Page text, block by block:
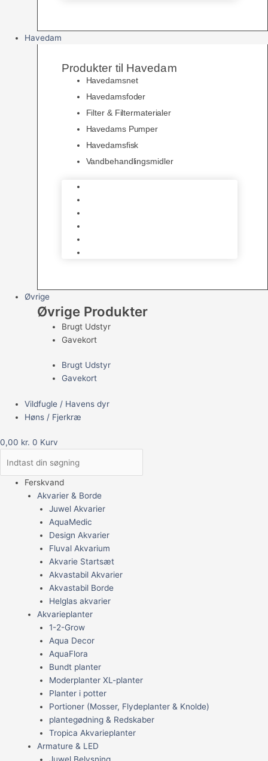
Havedam
Produkter til Havedam
Havedamsnet
Havedamsfoder
Filter & Filtermaterialer
Havedams Pumper
Havedamsfisk
Vandbehandlingsmidler
Øvrige
Øvrige Produkter
Brugt Udstyr
Gavekort
Brugt Udstyr
Gavekort
Vildfugle / Havens dyr
Høns / Fjerkræ
0,00 kr. 0 Kurv
Ferskvand
Akvarier & Borde
Juwel Akvarier
AquaMedic
Design Akvarier
Fluval Akvarium
Akvarie Startsæt
Akvastabil Akvarier
Akvastabil Borde
Helglas akvarier
Akvarieplanter
1-2-Grow
Aqua Decor
AquaFlora
Bundt planter
Moderplanter XL-planter
Planter i potter
Portioner (Mosser, Flydeplanter & Knolde)
plantegødning & Redskaber
Tropica Akvarieplanter
Armature & LED
Juwel Belysning